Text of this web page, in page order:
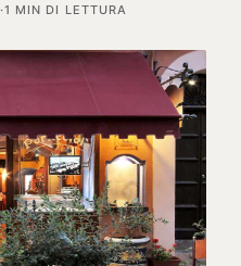
·1 MIN DI LETTURA